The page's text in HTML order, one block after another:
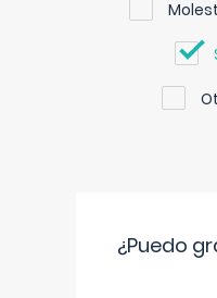
¿Puedo